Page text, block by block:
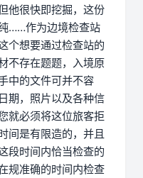
他很快即挖掘，这份
……作为边境检查站
个想要通过检查站的
不存在题题，入境原
中的文件可并不容
期，照片以及各种信
就必须将这位旅客拒
间是有限造的，并且
段时间内恰当检查的
规准确的时间内检查